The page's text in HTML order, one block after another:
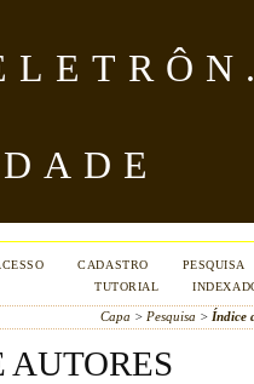
CADASTRO
PESQUISA
TUTORIAL
Capa > Pesquisa > Índice